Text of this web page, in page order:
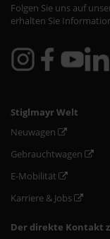
Folgen Sie uns auf
erhalten Sie
Stiglmayr Welt
Neuwagen
Gebrauchtwagen
E-Mobilität
Karriere & Jobs
Der direkte Kontakt